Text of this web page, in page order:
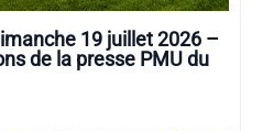
19 juillet 2026 –
de la presse PMU du